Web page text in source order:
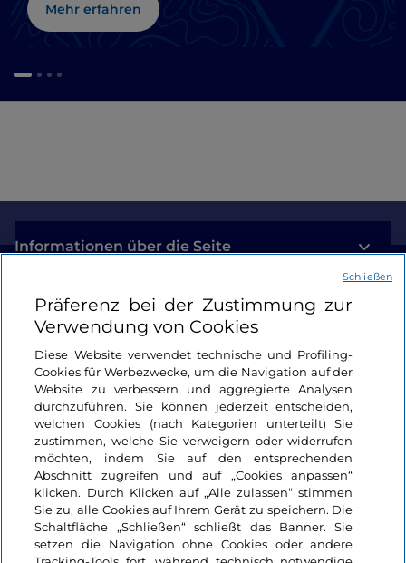
Mehr erfahren
Informationen über die Seite
Nützliche Links
Login
Bleiben wir in Kontakt
Präferenz bei der Zustimmung zur
Verwendung von Cookies
Diese Website verwendet technische und Profiling-
Cookies für Werbezwecke, um die Navigation auf der
Website zu verbessern und aggregierte Analysen
durchzuführen. Sie können jederzeit entscheiden,
welchen Cookies (nach Kategorien unterteilt) Sie
zustimmen, welche Sie verweigern oder widerrufen
möchten, indem Sie auf den entsprechenden
Abschnitt zugreifen und auf „Cookies anpassen“
klicken. Durch Klicken auf „Alle zulassen“ stimmen
Sie zu, alle Cookies auf Ihrem Gerät zu speichern. Die
Schaltfläche „Schließen“ schließt das Banner. Sie
setzen die Navigation ohne Cookies oder andere
Schließen